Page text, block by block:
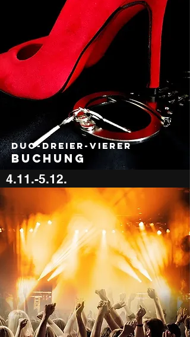
Duo-DREIER-VIERER
Buchung
4.11.-5.12.
600 €